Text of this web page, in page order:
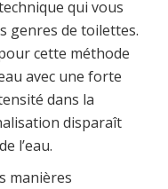
qui vous
genres de toilettes.
cette méthode
avec une forte
dans la
disparaît
l’eau.
manières